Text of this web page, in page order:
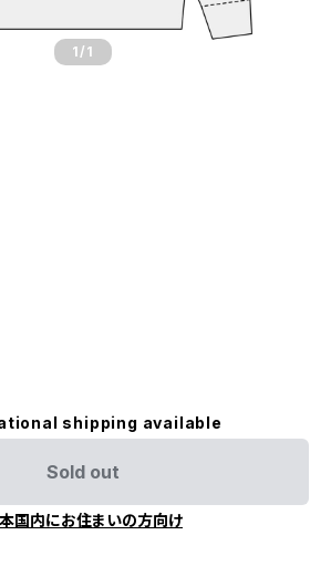
1 /1
shipping available
Sold out
国内にお住まいの方向け